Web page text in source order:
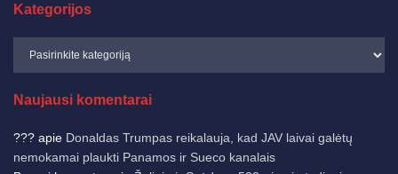
Kategorijos
Naujausi komentarai
??? apie Donaldas Trumpas reikalauja, kad JAV laivai galėtų
nemokamai plaukti Panamos ir Sueco kanalais